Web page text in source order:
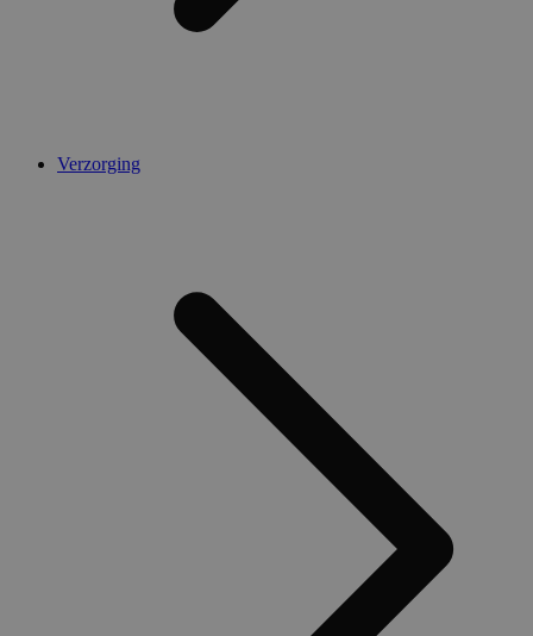
Verzorging